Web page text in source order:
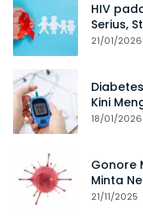
HIV
Serius,
21/01/2026
Kini
18/01/2026
Gonore
Minta
21/11/2025